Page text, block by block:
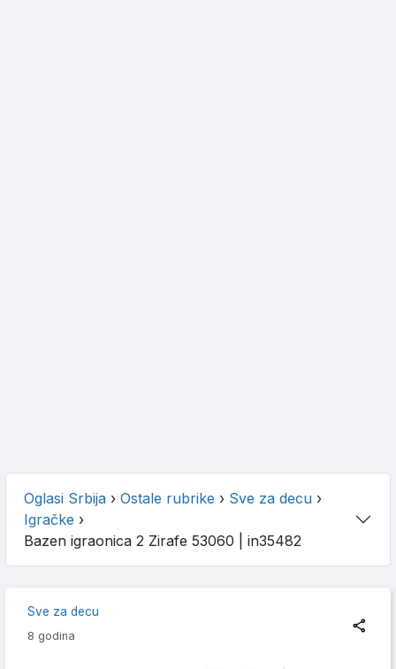
Oglasi Srbija › Ostale rubrike › Sve za decu ›
Igračke ›
Bazen igraonica 2 Zirafe 53060 | in35482
Sve za decu
8 godina